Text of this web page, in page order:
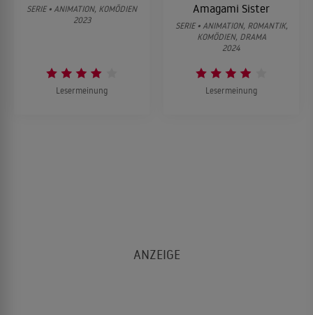
SERIE • ANIMATION, KOMÖDIEN
2023
Lesermeinung
Amagami Sister
SERIE • ANIMATION, ROMANTIK,
KOMÖDIEN, DRAMA
2024
Lesermeinung